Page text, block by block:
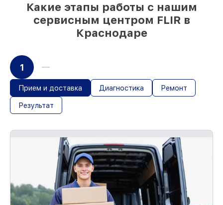
Какие этапы работы с нашим
сервисным центром FLIR в
Краснодаре
1
Прием и доставка Диагностика Ремонт
Результат